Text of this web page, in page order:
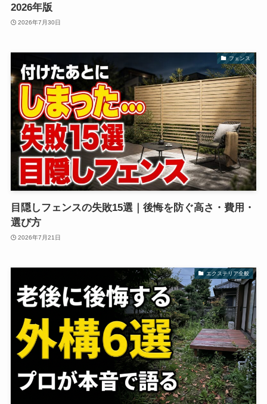
2026年版
2026年7月30日
フェンス
目隠しフェンスの失敗15選｜後悔を防ぐ高さ・費用・
選び方
2026年7月21日
エクステリア全般